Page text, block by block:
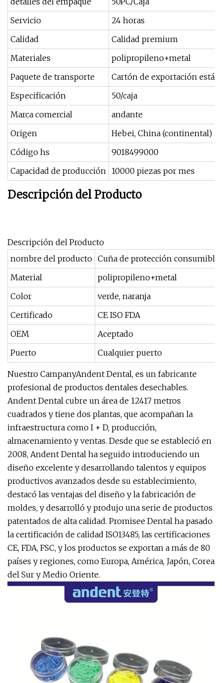
Servicio
24 horas
Calidad
Calidad premium
Materiales
polipropileno+metal
Paquete de transporte
Cartón de exportación
Especificación
50/caja
Marca comercial
andante
Origen
Hebei, China (continental)
Código hs
9018499000
Capacidad de producción 10000 piezas por mes
Descripción del Producto
Descripción del Producto
nombre del producto Cuña de protección
Material
polipropileno+metal
Color
verde, naranja
Certificado
CE ISO FDA
OEM
Aceptado
Puerto
Cualquier puerto
Nuestro CampanyAndent Dental, es un fabricante
profesional de productos dentales desechables.
Andent Dental cubre un área de 12417 metros
cuadrados y tiene dos plantas, que acompañan la
infraestructura como I + D, producción,
almacenamiento y ventas. Desde que se estableció en
2008, Andent Dental ha seguido introduciendo un
diseño excelente y desarrollando talentos y equipos
productivos avanzados desde su establecimiento,
destacó las ventajas del diseño y la fabricación de
moldes, y desarrolló y produjo una serie de productos
patentados de alta calidad. Promisee Dental ha pasado
la certificación de calidad ISO13485, las certificaciones
CE, FDA, FSC, y los productos se exportan a más de 80
países y regiones, como Europa, América, Japón, Corea
del Sur y Medio Oriente.